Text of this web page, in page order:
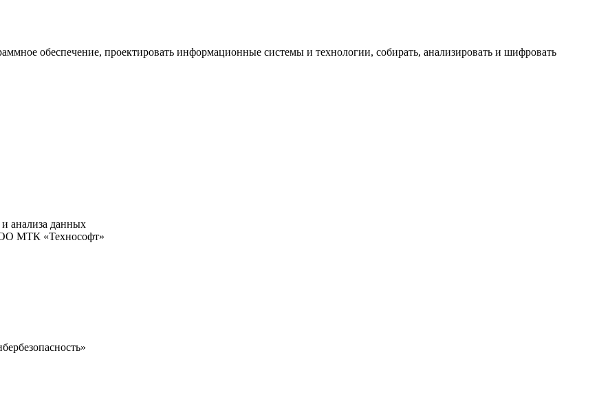
обеспечение, проектировать информационные системы и технологии, собирать, анализировать и шифровать
анализа данных
МТК «Технософт»